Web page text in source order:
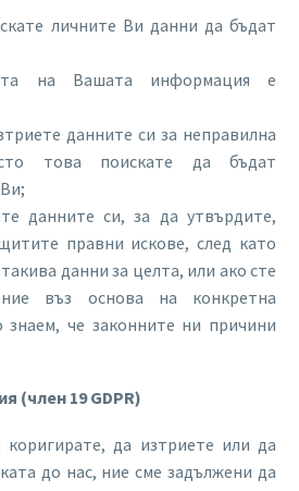
личните Ви данни да бъдат
на Вашата информация е
данните си за неправилна
това поискате да бъдат
данните си, за да утвърдите,
правни искове, след като
данни за целта, или ако сте
въз основа на конкретна
знаем, че законните ни причини
(член 19 GDPR)
да изтриете или да
до нас, ние сме задължени да